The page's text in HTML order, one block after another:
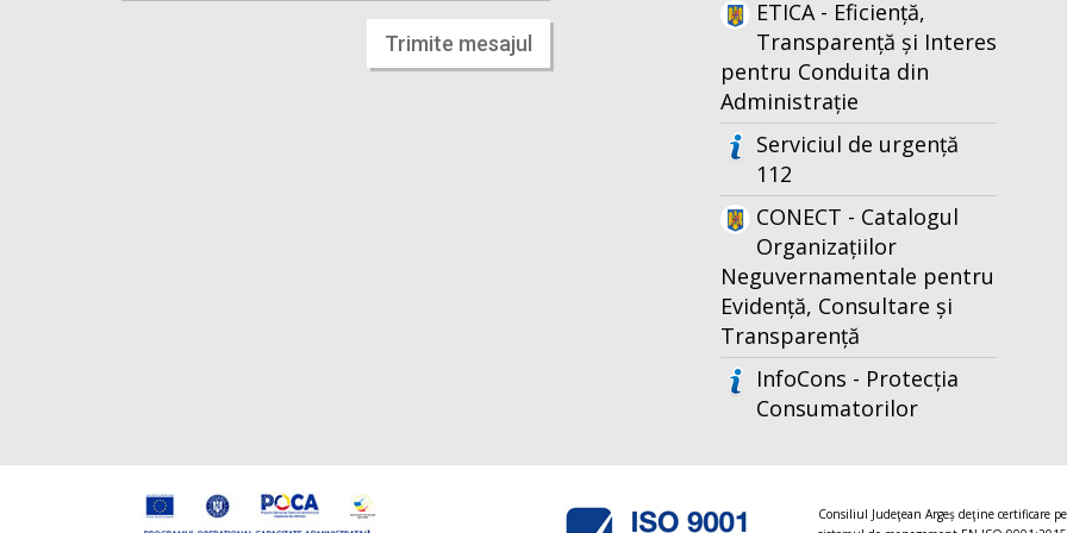
Trimite mesajul
ETICA - Eficiență,
Transparență și Interes
pentru Conduita din
Administrație
Serviciul de urgență
112
CONECT - Catalogul
Organizațiilor
Neguvernamentale pentru
Evidență, Consultare și
Transparență
InfoCons - Protecția
Consumatorilor
Consiliul Judeţean Argeș deţine certificare